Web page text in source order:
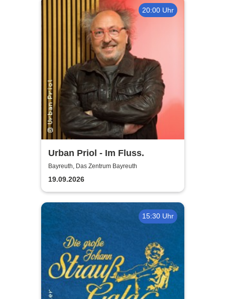
20:00 Uhr
Urban Priol - Im Fluss.
Bayreuth, Das Zentrum Bayreuth
19.09.2026
15:30 Uhr